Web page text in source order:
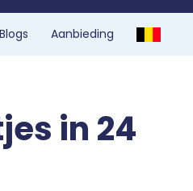
Blogs Aanbieding
in 24